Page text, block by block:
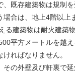
既存建築物は規制を
場合は、地上4階以上
る建築物は耐火建築
平方メートルを越
ればなりません。
その外壁及び軒裏で